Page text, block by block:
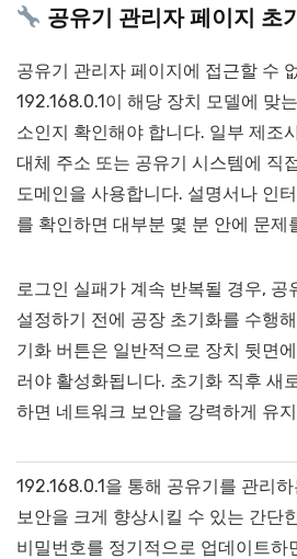
공유기 관리자 페이지 초
공유기 관리자 페이지에 접근할 수
192.168.0.1이 해당 장치 모델에 맞
소인지 확인해야 합니다. 일부 제조
대체 주소 또는 공유기 시스템에 직
도메인을 사용합니다. 설명서나 인
를 확인하면 대부분 몇 분 안에 문제
로그인 실패가 계속 반복될 경우, 공
설정하기 전에 공장 초기화를 수행
기화 버튼은 일반적으로 장치 뒷면
러야 활성화됩니다. 초기화 직후 새
하면 네트워크 보안을 강력하게 유
192.168.0.1을 통해 공유기를 관리
보안을 크게 향상시킬 수 있는 간단
비밀번호를 정기적으로 업데이트하